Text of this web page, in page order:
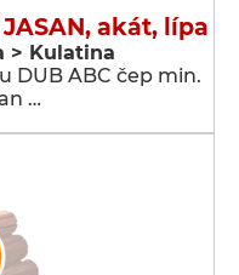
akát, lípa
> Kulatina
DUB ABC čep min.
…